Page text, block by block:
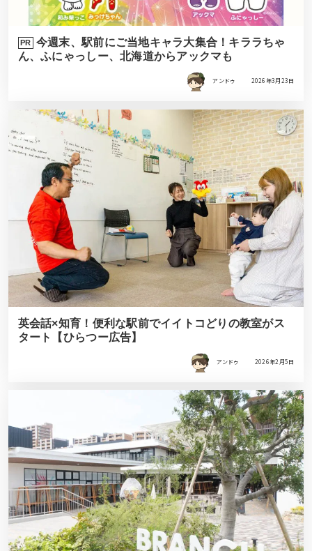
PR
今週末、駅前にご当地キャラ大集合！キララちゃ
ん、ふにゃっしー、北海道からアックマも
アンドゥ 2026年3月23日
英会話×知育！便利な駅前でイイトコどりの教室がス
タート【ひらつー広告】
アンドゥ 2026年2月5日